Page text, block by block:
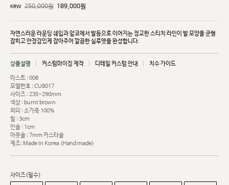
KRW 250,000원 189,000원
자연스러운 라운딩 쉐입과 앞코에서 발등으로 이어지는 정교한 스티치 라인이 발 모양을 균형
잡히고안정감있게 잡아주어 깔끔한 실루엣을 완성합니다.
상품설명 커스텀마이징 제작 디테일 커스텀 안내 치수 가이드
라스트 : 008
모델번호 : CU8017
사이즈 : 235~290mm
색상 : burnt brown
외피 : 소가죽 100%
힐 : 3cm
인솔 : 1cm
아웃솔 : 7mm 카스타솔
제조: Made In Korea (Hand made)
사이즈(필수)